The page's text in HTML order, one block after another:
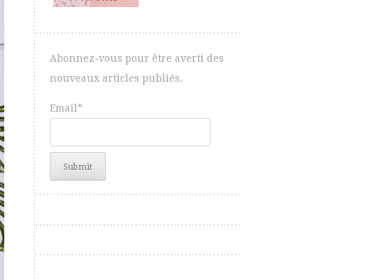
Abonnez-vous pour être averti des
nouveaux articles publiés.
Email*